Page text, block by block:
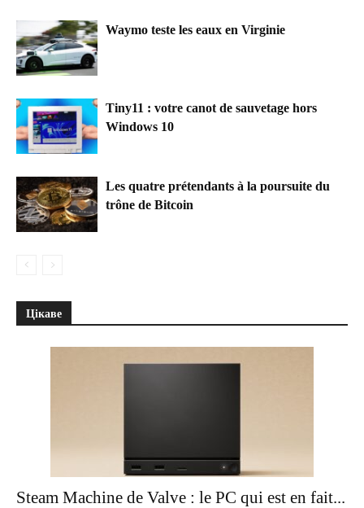
Waymo teste les eaux en Virginie
Tiny11 : votre canot de sauvetage hors
Windows 10
Les quatre prétendants à la poursuite du
trône de Bitcoin
Цікаве
Steam Machine de Valve : le PC qui est en fait...